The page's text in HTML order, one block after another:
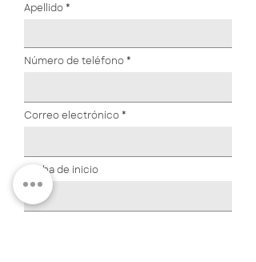
Apellido
Número de teléfono
Correo electrónico
Fecha de inicio